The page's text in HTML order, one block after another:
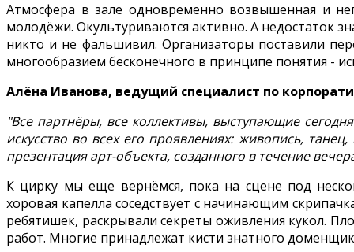
Атмосфера в зале одновременно возвышенная и
молодёжи. Окультуриваются активно. А недостаток
никто и не фальшивил. Организаторы поставили
многообразием бесконечного в принципе понятия -
Алёна Иванова, ведущий специалист по
"Все партнёры, все коллективы, выступающие
искусство во всех его проявлениях: живопись,
презентация арт-объекта, созданного в течение
К цирку мы еще вернёмся, пока на сцене под
хоровая капелла соседствует с начинающим
ребятишек, раскрывали секреты оживления кукол.
работ. Многие принадлежат кисти знатного